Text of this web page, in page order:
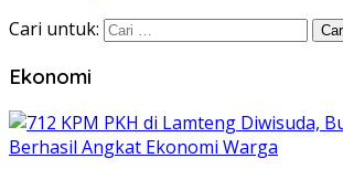
Cari untuk:
Ekonomi